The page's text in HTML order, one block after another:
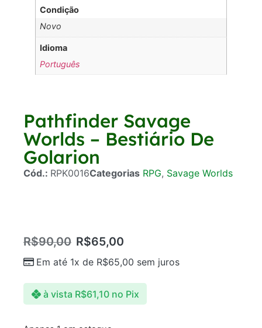
Condição
Novo
Idioma
Português
Pathfinder Savage
Worlds – Bestiário De
Golarion
Cód.: RPK0016Categorias RPG, Savage Worlds
R$90,00 R$65,00
Em até 1x de R$65,00 sem juros
à vista R$61,10 no Pix